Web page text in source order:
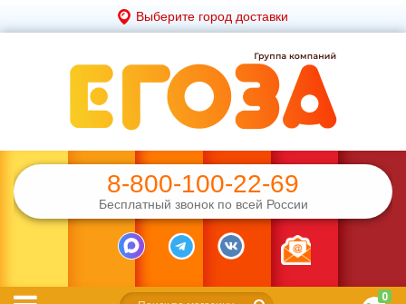
Выберите город доставки
8-800-100-22-69
Бесплатный звонок по всей России
0